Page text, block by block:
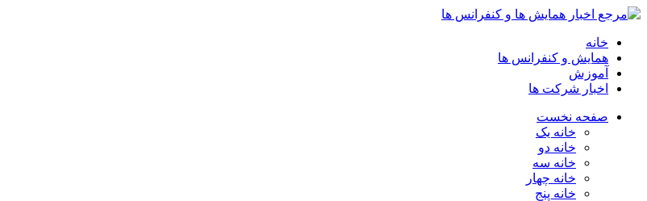
خانه
همایش و کنفرانس ها
آموزش
اخبار شرکت ها
صفحه نخست
خانه یک
خانه دو
خانه سه
خانه چهار
خانه پنج